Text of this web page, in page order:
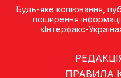
Будь-яке копiювання,
поширення
«Iнтерфакс-
ПРАВИЛА